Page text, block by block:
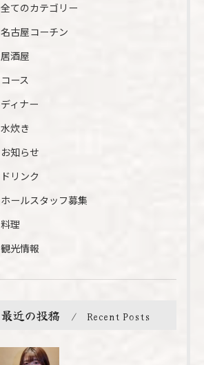
全てのカテゴリー
名古屋コーチン
居酒屋
コース
ディナー
水炊き
お知らせ
ドリンク
ホールスタッフ募集
料理
観光情報
最近の投稿 Recent Posts